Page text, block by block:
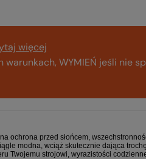
więcej
WYMIEŃ jeśli nie
ochrona przed słońcem,
modna, wciąż skutecznie dająca
Twojemu strojowi, wyrazistości